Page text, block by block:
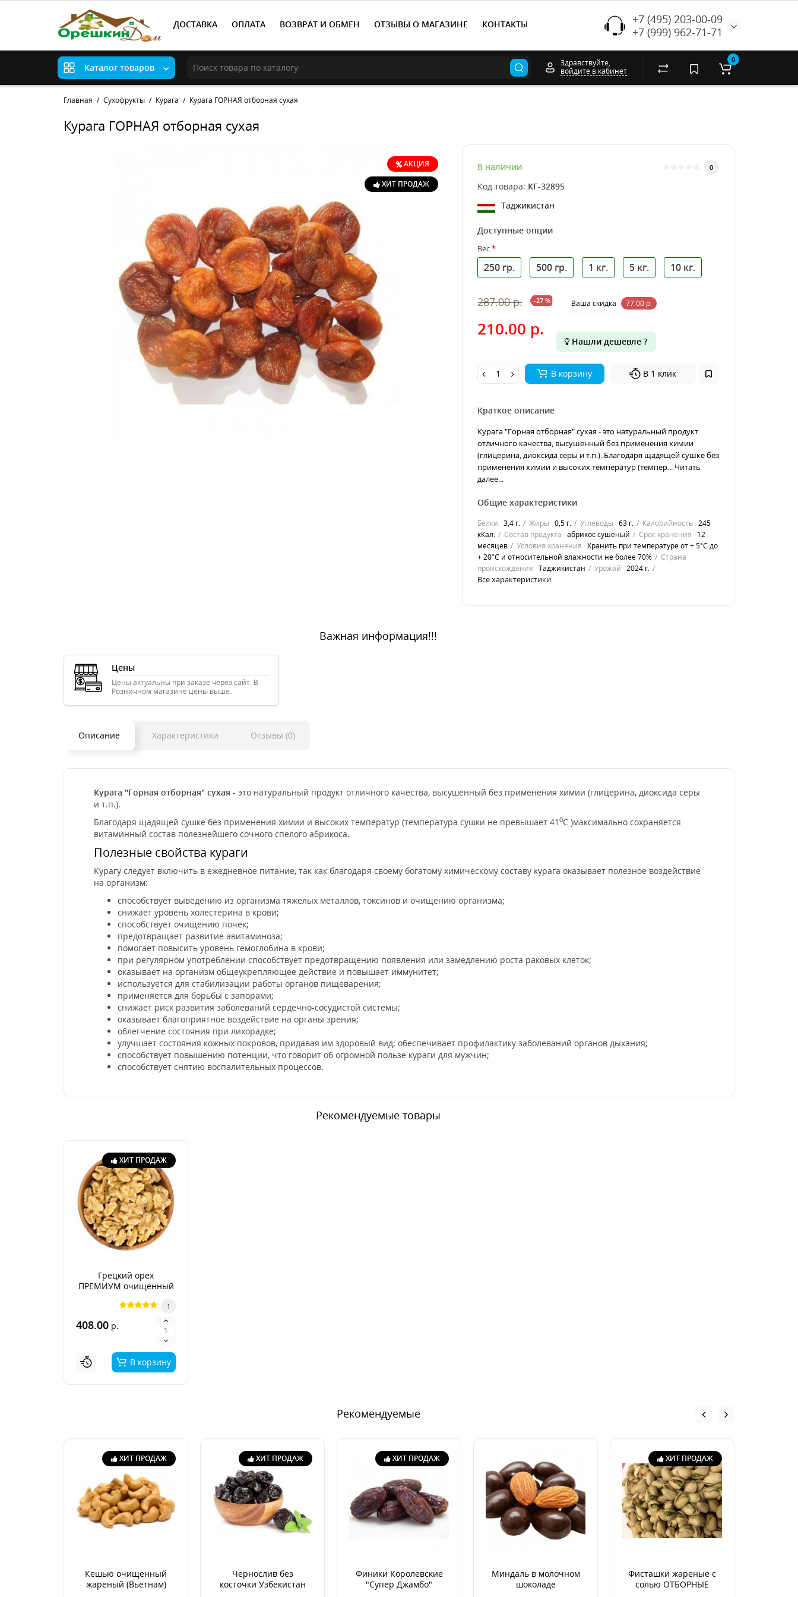
+7 (495) 203-00-09
+7 (999) 962-71-71
ДОСТАВКА ОПЛАТА ВОЗВРАТ И ОБМЕН ОТЗЫВЫ О МАГАЗИНЕ КОНТАКТЫ
Каталог товаров
Здравствуйте,
войдите в кабинет
0
Главная Сухофрукты Курага Курага ГОРНАЯ отборная сухая
Курага ГОРНАЯ отборная сухая
АКЦИЯ
ХИТ ПРОДАЖ
В наличии 0
Код товара: КГ-32895
Таджикистан
Доступные опции
Вес
250 гр. 500 гр. 1 кг. 5 кг. 10 кг.
287.00 р. -27 % Ваша cкидка 77.00 р.
210.00 р.
Нашли дешевле ?
В корзину В 1 клик
Краткое описание
Курага "Горная отборная" сухая - это натуральный продукт
отличного качества, высушенный без применения химии
(глицерина, диоксида серы и т.п.). Благодаря щадящей сушке без
применения химии и высоких температур (темпер... Читать
далее...
Общие характеристики
Белки 3,4 г. Жиры 0,5 г. Углеводы 63 г. Калорийность 245
кКал.
Состав продукта абрикос сушеный Срок хранения
12
месяцев
Условия хранения Хранить при температуре от + 5°С до
+ 20°С и относительной влажности не более 70%
Страна
происхождения Таджикистан Урожай 2024 г.
Все характеристики
Важная информация!!!
Цены
Цены актуальны при заказе через сайт. В
Розничном магазине цены выше.
Описание Характеристики Отзывы (0)
Курага "Горная отборная" сухая - это натуральный продукт отличного качества, высушенный без применения химии (глицерина, диоксида серы
и т.п.).
Благодаря щадящей сушке без применения химии и высоких температур (температура сушки не превышает 41 0С )максимально сохраняется
витаминный состав полезнейшего сочного спелого абрикоса.
Полезные свойства кураги
Курагу следует включить в ежедневное питание, так как благодаря своему богатому химическому составу курага оказывает полезное воздействие
на организм:
способствует выведению из организма тяжелых металлов, токсинов и очищению организма;
снижает уровень холестерина в крови;
способствует очищению почек;
предотвращает развитие авитаминоза;
помогает повысить уровень гемоглобина в крови;
при регулярном употреблении способствует предотвращению появления или замедлению роста раковых клеток;
оказывает на организм общеукрепляющее действие и повышает иммунитет;
используется для стабилизации работы органов пищеварения;
применяется для борьбы с запорами;
снижает риск развития заболеваний сердечно-сосудистой системы;
оказывает благоприятное воздействие на органы зрения;
облегчение состояния при лихорадке;
улучшает состояния кожных покровов, придавая им здоровый вид; обеспечивает профилактику заболеваний органов дыхания;
способствует повышению потенции, что говорит об огромной пользе кураги для мужчин;
способствует снятию воспалительных процессов.
Рекомендуемые товары
ХИТ ПРОДАЖ
Грецкий орех
ПРЕМИУМ очищенный
1
408.00 р.
В корзину
Рекомендуемые
ХИТ ПРОДАЖ
Кешью очищенный
жареный (Вьетнам)
ХИТ ПРОДАЖ
Чернослив без
косточки Узбекистан
ХИТ ПРОДАЖ
Финики Королевские
"Супер Джамбо"
Миндаль в молочном
шоколаде
ХИТ ПРОДАЖ
Фисташки жареные с
солью ОТБОРНЫЕ